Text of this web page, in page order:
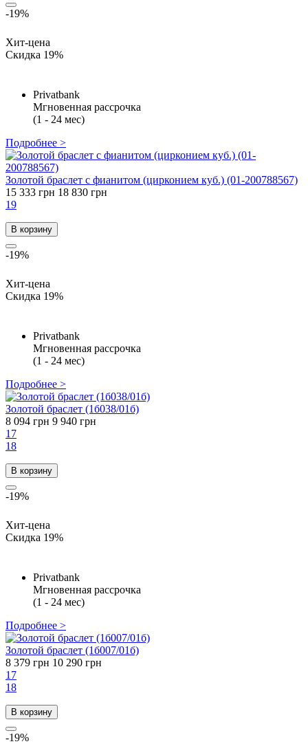
-19%
Хит-цена
Скидка 19%
Privatbank
Мгновенная рассрочка
(1 - 24 мес)
Подробнее >
Золотой браслет с фианитом (цирконием куб.) (01-200788567)
15 333 грн 18 830 грн
19
В корзину
-19%
Хит-цена
Скидка 19%
Privatbank
Мгновенная рассрочка
(1 - 24 мес)
Подробнее >
Золотой браслет (1б038/01б)
8 094 грн 9 940 грн
17
18
В корзину
-19%
Хит-цена
Скидка 19%
Privatbank
Мгновенная рассрочка
(1 - 24 мес)
Подробнее >
Золотой браслет (1б007/01б)
8 379 грн 10 290 грн
17
18
В корзину
-19%